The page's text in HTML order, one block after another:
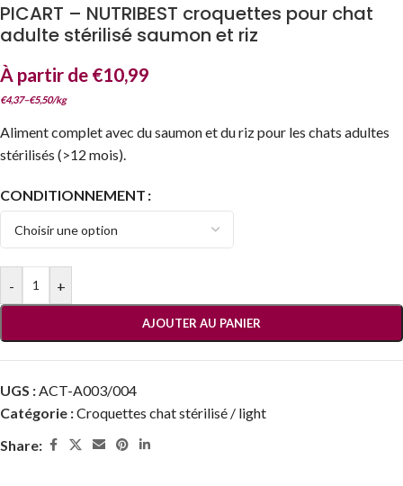
PICART – NUTRIBEST croquettes pour chat
adulte stérilisé saumon et riz
À partir de €10,99
€4,37–€5,50/kg
Aliment complet avec du saumon et du riz pour les chats adultes
stérilisés (>12 mois).
CONDITIONNEMENT
- +
AJOUTER AU PANIER
UGS :ACT-A003/004
Catégorie :Croquettes chat stérilisé / light
Share: